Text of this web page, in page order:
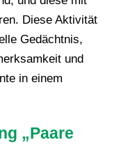
Diese Aktivität
Gedächtnis,
und
in einem
„Paare